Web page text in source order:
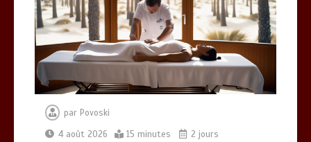
par Povoski
4 août 2026
15 minutes 2 jours